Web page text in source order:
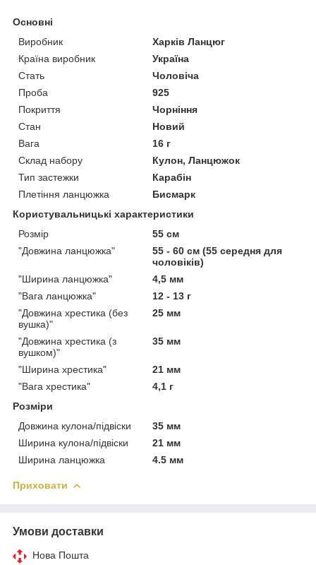
Основні
Виробник
Харків Ланцюг
Країна виробник
Україна
Стать
Чоловіча
Проба
925
Покриття
Чорніння
Стан
Новий
Вага
16 г
Склад набору
Кулон, Ланцюжок
Тип застежки
Карабін
Плетіння ланцюжка
Бисмарк
Користувальницькі характеристики
Розмір
55 см
"Довжина ланцюжка"
55 - 60 см (55 середня для
чоловіків)
"Ширина ланцюжка"
4,5 мм
"Вага ланцюжка"
12 - 13 г
"Довжина хрестика (без
вушка)"
25 мм
"Довжина хрестика (з
вушком)"
35 мм
"Ширина хрестика"
21 мм
"Вага хрестика"
4,1 г
Розміри
Довжина кулона/підвіски
35 мм
Ширина кулона/підвіски
21 мм
Ширина ланцюжка
4.5 мм
Приховати
Умови доставки
Нова Пошта